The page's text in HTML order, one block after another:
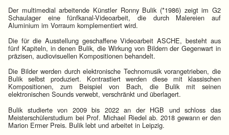
Der multimedial arbeitende Künstler Ronny Bulik (*1986) zeigt im G2
Schaulager eine fünfkanal-Videoarbeit, die durch Malereien auf
Aluminium im Vorraum komplementiert wird.
Die für die Ausstellung geschaffene Videoarbeit ASCHE, besteht aus
fünf Kapiteln, in denen Bulik, die Wirkung von Bildern der Gegenwart in
präzisen, audiovisuellen Kompositionen behandelt.
Die Bilder werden durch elektronische Technomusik vorangetrieben, die
Bulik selbst produziert. Kontrastiert werden diese mit klassischen
Kompositionen, zum Beispiel von Bach, die Bulik mit seinen
elektronischen Sounds verwebt, verschränkt und überlagert.
Bulik studierte von 2009 bis 2022 an der HGB und schloss das
Meisterschülerstudium bei Prof. Michael Riedel ab. 2018 gewann er den
Marion Ermer Preis. Bulik lebt und arbeitet in Leipzig.